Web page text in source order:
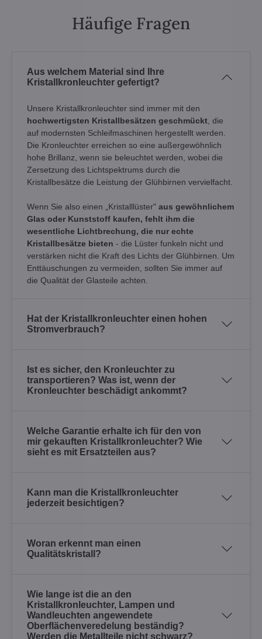
Häufige Fragen
Aus welchem Material sind Ihre
Kristallkronleuchter gefertigt?
Unsere Kristallkronleuchter sind immer mit den
hochwertigsten Kristallbesätzen geschmückt , die
auf modernsten Schleifmaschinen hergestellt werden.
Die Kronleuchter erreichen so eine außergewöhnlich
hohe Brillanz, wenn sie beleuchtet werden, wobei die
Zersetzung des Lichtspektrums durch die
Kristallbesätze die Leistung der Glühbirnen vervielfacht.
Wenn Sie also einen „Kristalllüster" aus gewöhnlichem
Glas oder Kunststoff kaufen, fehlt ihm die
wesentliche Lichtbrechung, die nur echte
Kristallbesätze bieten - die Lüster funkeln nicht und
verstärken nicht die Kraft des Lichts der Glühbirnen. Um
Enttäuschungen zu vermeiden, sollten Sie immer auf
die Qualität der Glasteile achten.
Hat der Kristallkronleuchter einen hohen
Stromverbrauch?
Ist es sicher, den Kronleuchter zu
transportieren? Was ist, wenn der
Kronleuchter beschädigt ankommt?
Welche Garantie erhalte ich für den von
mir gekauften Kristallkronleuchter? Wie
sieht es mit Ersatzteilen aus?
Kann man die Kristallkronleuchter
jederzeit besichtigen?
Woran erkennt man einen
Qualitätskristall?
Wie lange ist die an den
Kristallkronleuchter, Lampen und
Wandleuchten angewendete
Oberflächenveredelung beständig?
Werden die Metallteile nicht schwarz?